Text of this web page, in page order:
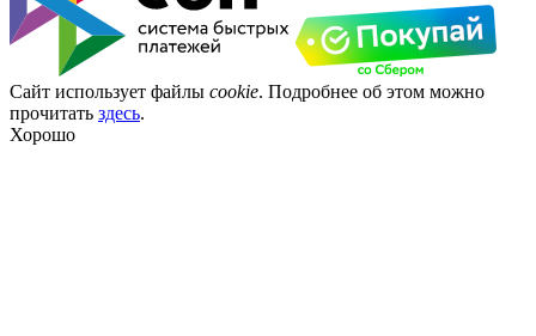
Сайт использует файлы cookie. Подробнее об этом можно
прочитать здесь.
Хорошо